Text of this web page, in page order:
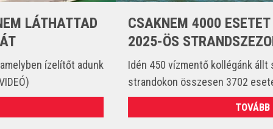
CSAKNEM 4000 ESETET LÁTTUNK EL A
2025-ÖS STRANDSZEZONBAN
Idén 450 vízmentő kollégánk állt szolgálatba és csak a
strandokon összesen 3702 esetet látott el. (VIDEÓ)